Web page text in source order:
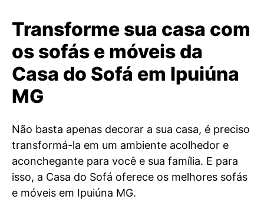
Transforme sua casa com
os sofás e móveis da
Casa do Sofá em Ipuiúna
MG
Não basta apenas decorar a sua casa, é preciso
transformá-la em um ambiente acolhedor e
aconchegante para você e sua família. E para
isso, a Casa do Sofá oferece os melhores sofás
e móveis em Ipuiúna MG.